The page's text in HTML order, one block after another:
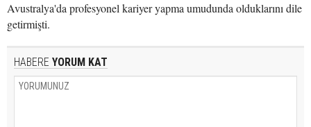
Avustralya'da profesyonel kariyer yapma umudunda olduklarını dile
getirmişti.
HABERE YORUM KAT